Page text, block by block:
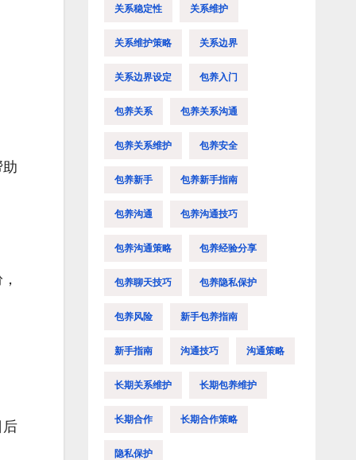
后
关系稳定性 关系维护
关系维护策略 关系边界
关系边界设定 包养入门
包养关系 包养关系沟通
包养关系维护 包养安全
包养新手 包养新手指南
包养沟通 包养沟通技巧
包养沟通策略 包养经验分享
包养聊天技巧 包养隐私保护
包养风险 新手包养指南
新手指南 沟通技巧 沟通策略
长期关系维护 长期包养维护
长期合作 长期合作策略
隐私保护